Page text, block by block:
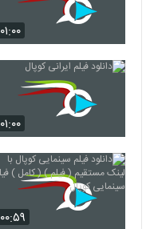
۰۱:۰۰
۰۱:۰۰
۰۰:۵۹